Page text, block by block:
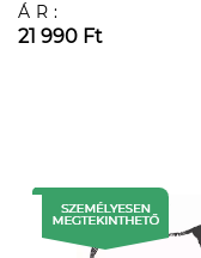
ÁR:
21 990 Ft